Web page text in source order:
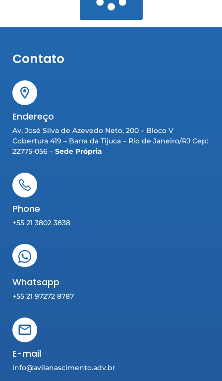
Contato
Endereço
Av. José Silva de Azevedo Neto, 200 – Bloco V
Cobertura 419 – Barra da Tijuca – Rio de Janeiro/RJ Cep:
22775-056 – Sede Própria
Phone
+55 21 3802 3838
Whatsapp
+55 21 97272 8787
E-mail
info@avilanascimento.adv.br